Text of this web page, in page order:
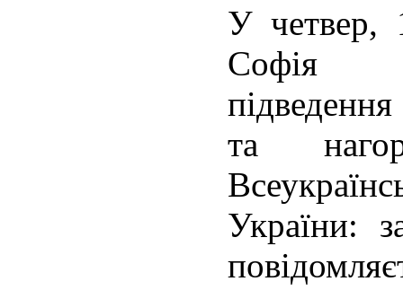
У четвер,
Софія
та
України: